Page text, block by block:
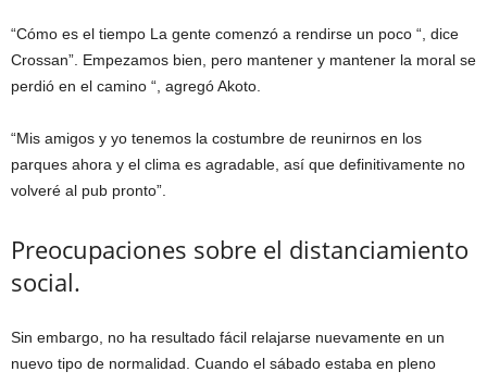
“Cómo es el tiempo La gente comenzó a rendirse un poco “, dice
Crossan”. Empezamos bien, pero mantener y mantener la moral se
perdió en el camino “, agregó Akoto.
“Mis amigos y yo tenemos la costumbre de reunirnos en los
parques ahora y el clima es agradable, así que definitivamente no
volveré al pub pronto”.
Preocupaciones sobre el distanciamiento
social.
Sin embargo, no ha resultado fácil relajarse nuevamente en un
nuevo tipo de normalidad. Cuando el sábado estaba en pleno